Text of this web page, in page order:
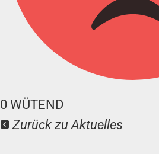
0 WÜTEND
Zurück zu Aktuelles